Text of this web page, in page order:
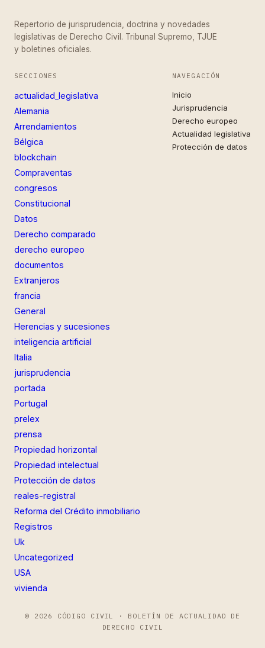
Repertorio de jurisprudencia, doctrina y novedades
legislativas de Derecho Civil. Tribunal Supremo, TJUE
y boletines oficiales.
SECCIONES
actualidad_legislativa
Alemania
Arrendamientos
Bélgica
blockchain
Compraventas
congresos
Constitucional
Datos
Derecho comparado
derecho europeo
documentos
Extranjeros
francia
General
Herencias y sucesiones
inteligencia artificial
Italia
jurisprudencia
portada
Portugal
prelex
prensa
Propiedad horizontal
Propiedad intelectual
Protección de datos
reales-registral
Reforma del Crédito inmobiliario
Registros
Uk
Uncategorized
USA
vivienda
NAVEGACIÓN
Inicio
Jurisprudencia
Derecho europeo
Actualidad legislativa
Protección de datos
© 2026 CÓDIGO CIVIL · BOLETÍN DE ACTUALIDAD DE
DERECHO CIVIL